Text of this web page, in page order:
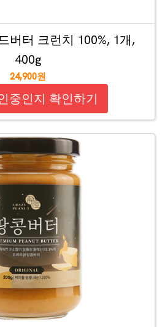
버터 크런치 100%, 1개,
400g
24,900원
중인지 확인하기